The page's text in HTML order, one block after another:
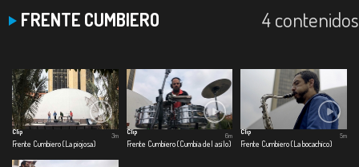
FRENTE CUMBIERO 4 contenidos
Clip
Frente Cumbiero (La piojosa)
3m
Clip
Frente Cumbiero (Cumbia del asilo)
6m
Clip
Frente Cumbiero (La bocachico)
5m